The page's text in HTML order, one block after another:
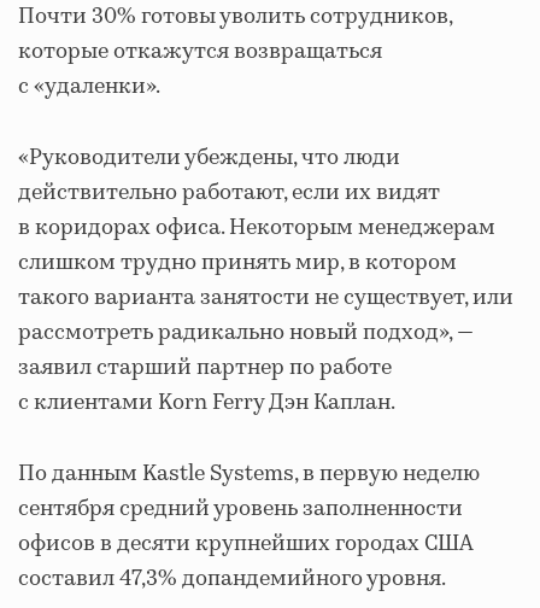
Почти 30% готовы уволить сотрудников,
которые откажутся возвращаться
с «удаленки».
«Руководители убеждены, что люди
действительно работают, если их видят
в коридорах офиса. Некоторым менеджерам
слишком трудно принять мир, в котором
такого варианта занятости не существует, или
рассмотреть радикально новый подход», —
заявил старший партнер по работе
с клиентами Korn Ferry Дэн Каплан.
По данным Kastle Systems, в первую неделю
сентября средний уровень заполненности
офисов в десяти крупнейших городах США
составил 47,3% допандемийного уровня.